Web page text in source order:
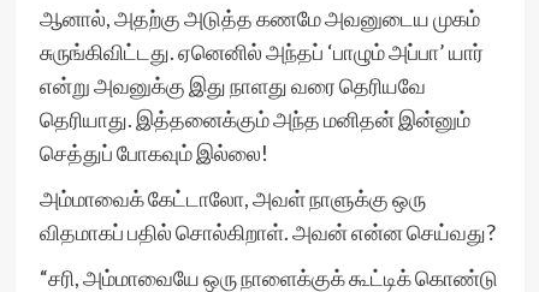
ஆனால், அதற்கு அடுத்த கணமே அவனுடைய முகம்
சுருங்கிவிட்டது. ஏனெனில் அந்தப் ‘பாழும் அப்பா’ யார்
என்று அவனுக்கு இது நாளது வரை தெரியவே
தெரியாது. இத்தனைக்கும் அந்த மனிதன் இன்னும்
செத்துப் போகவும் இல்லை!
அம்மாவைக் கேட்டாலோ, அவள் நாளுக்கு ஒரு
விதமாகப் பதில் சொல்கிறாள். அவன் என்ன செய்வது?
“சரி, அம்மாவையே ஒரு நாளைக்குக் கூட்டிக் கொண்டு